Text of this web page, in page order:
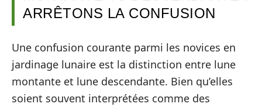
ARRÊTONS LA CONFUSION
Une confusion courante parmi les novices en
jardinage lunaire est la distinction entre lune
montante et lune descendante. Bien qu’elles
soient souvent interprétées comme des